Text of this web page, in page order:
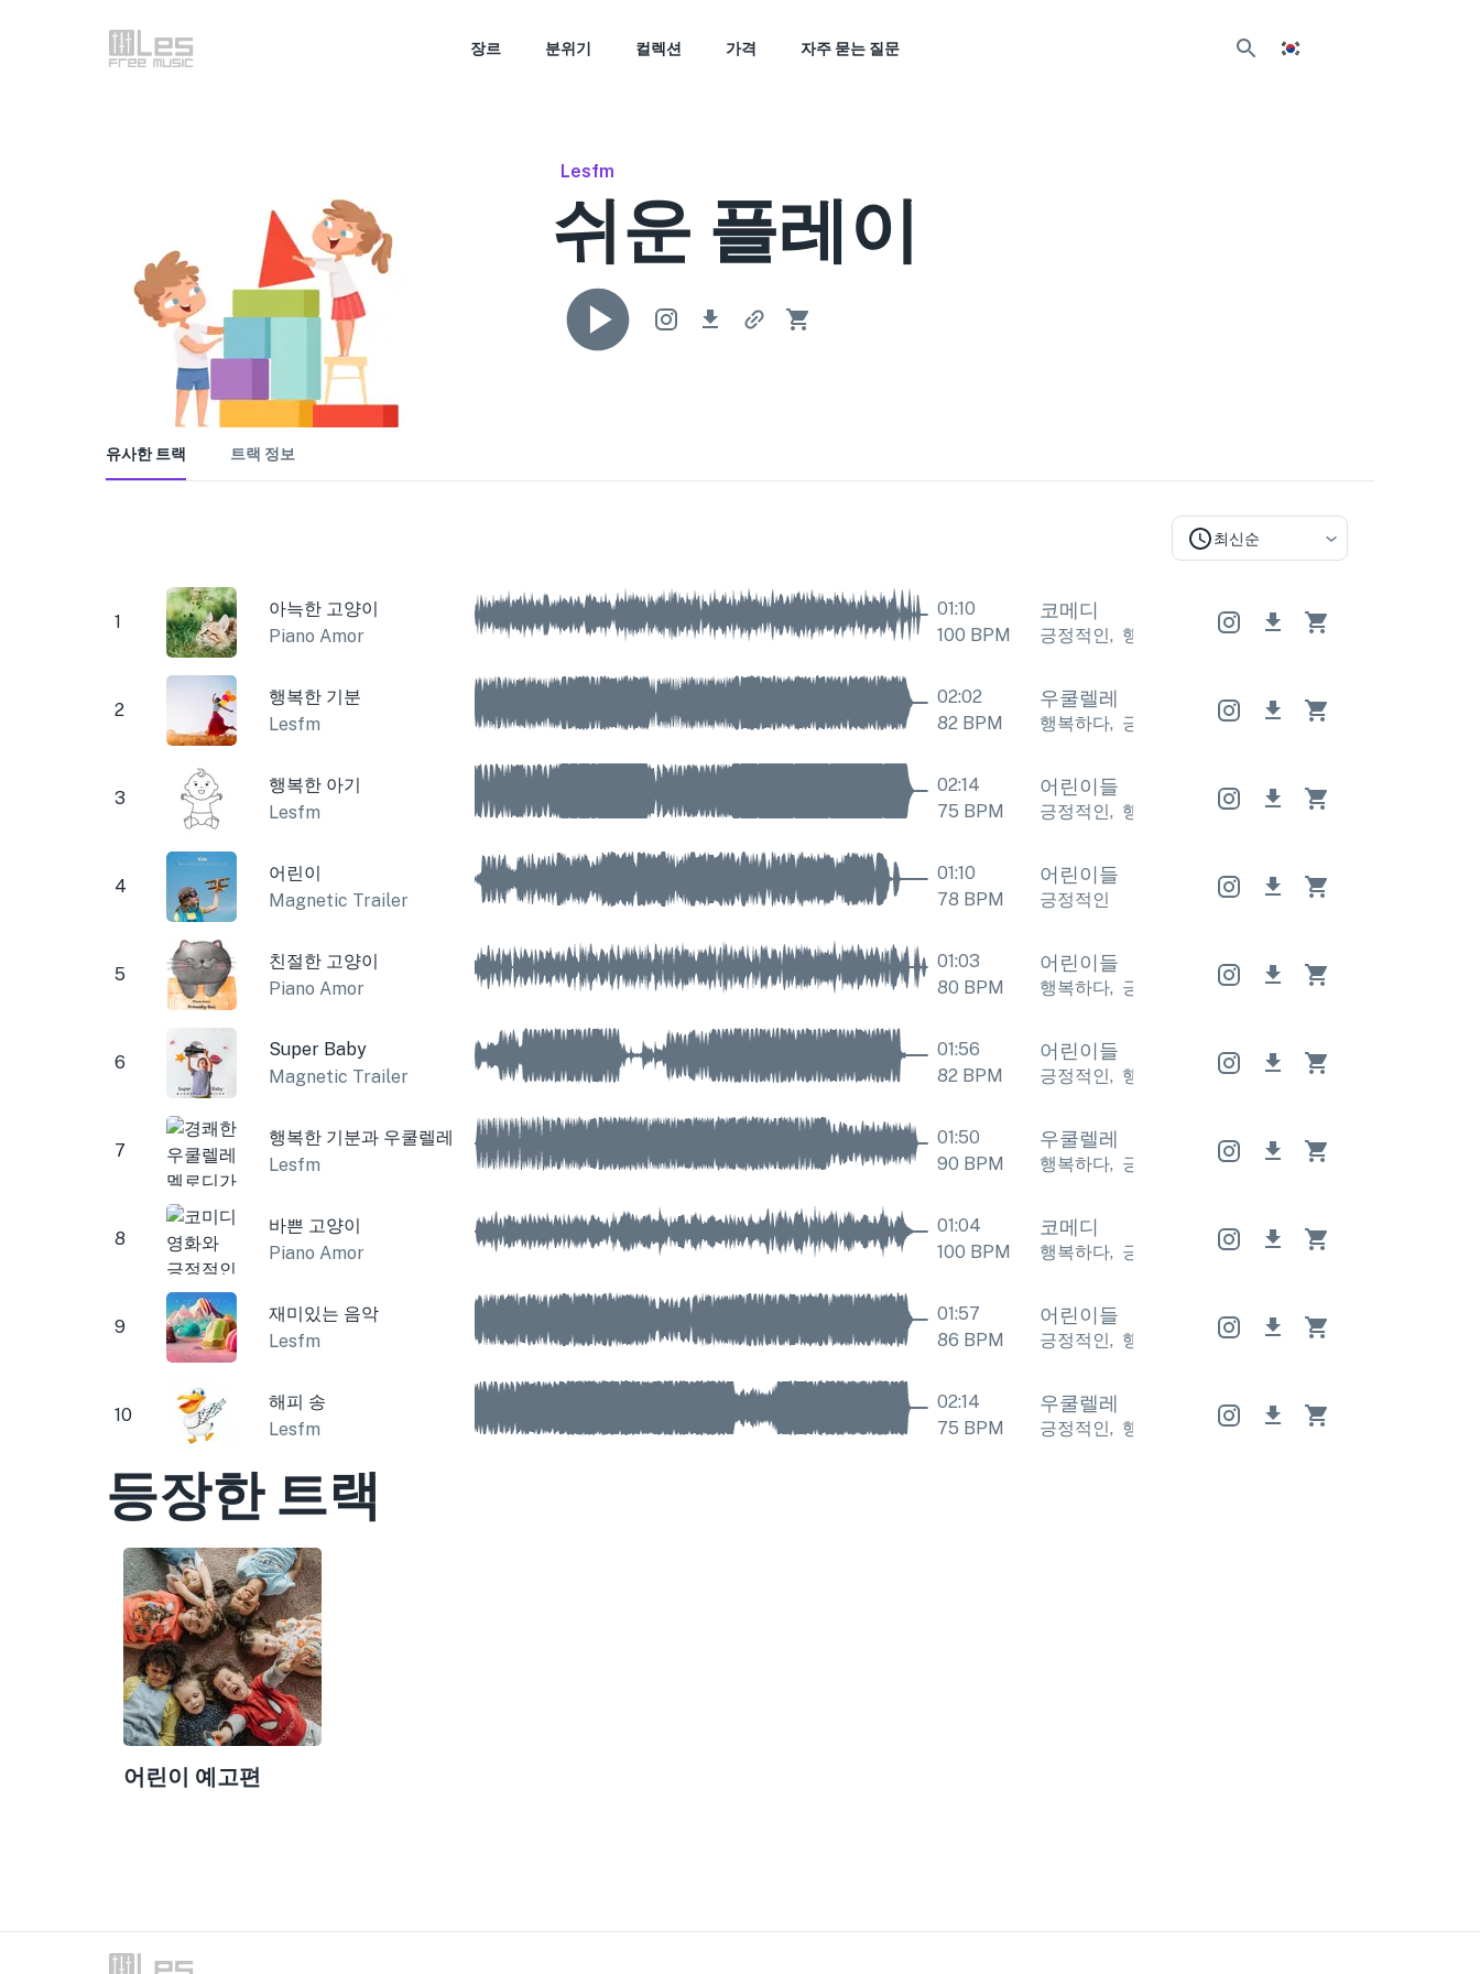
장르 분위기 컬렉션 가격 자주 묻는 질문
Lesfm
쉬운 플레이
유사한 트랙 트랙 정보
최신순
1
아늑한 고양이
Piano Amor
01:10
100 BPM
코메디
긍정적인, 행복하다 긍정적인, 행복하다
2
행복한 기분
Lesfm
02:02
82BPM
우쿨렐레
행복하다, 긍정적인 행복하다, 긍정적인
3
행복한 아기
Lesfm
02:14
75 BPM
어린이들
긍정적인, 행복하다 긍정적인, 행복하다
4
어린이
Magnetic Trailer
01:10
78 BPM
어린이들
긍정적인
5
친절한 고양이
Piano Amor
01:03
80 BPM
어린이들
행복하다, 긍정적인 행복하다, 긍정적인
6
Super Baby
Magnetic Trailer
01:56
82BPM
어린이들
긍정적인, 행복하다 긍정적인, 행복하다
7
행복한 기분과 우쿨렐레
Lesfm
01:50
90 BPM
우쿨렐레
행복하다, 긍정적인 행복하다, 긍정적인
8
바쁜 고양이
Piano Amor
01:04
100 BPM
코메디
행복하다, 긍정적인 행복하다, 긍정적인
9
재미있는 음악
Lesfm
01:57
86 BPM
어린이들
긍정적인, 행복하다 긍정적인, 행복하다
10
해피 송
Lesfm
02:14
75 BPM
우쿨렐레
긍정적인, 행복하다 긍정적인, 행복하다
등장한 트랙
어린이 예고편